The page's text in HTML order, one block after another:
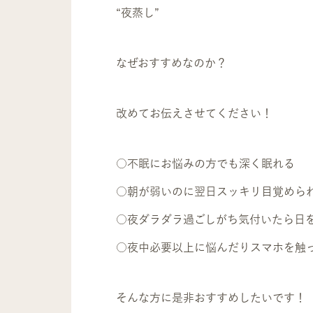
“夜蒸し”
なぜおすすめなのか？
改めてお伝えさせてください！
○不眠にお悩みの方でも深く眠れる
○朝が弱いのに翌日スッキリ目覚めら
○夜ダラダラ過ごしがち気付いたら日
○夜中必要以上に悩んだりスマホを触
そんな方に是非おすすめしたいです！